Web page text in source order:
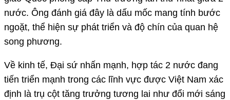
nước. Ông đánh giá đây là dấu mốc mang tính bước
ngoặt, thể hiện sự phát triển và độ chín của quan hệ
song phương.
Về kinh tế, Đại sứ nhấn mạnh, hợp tác 2 nước đang
tiến triển mạnh trong các lĩnh vực được Việt Nam xác
định là trụ cột tăng trưởng tương lai như đổi mới sáng